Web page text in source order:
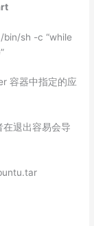
bin/sh -c “while
容器中指定的应
退出容易会导